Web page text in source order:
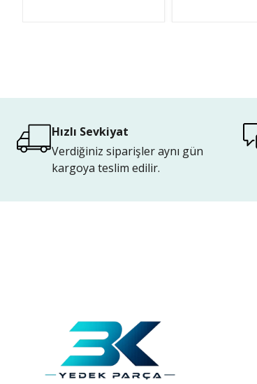
Hızlı Sevkiyat
Verdiğiniz siparişler aynı gün
kargoya teslim edilir.